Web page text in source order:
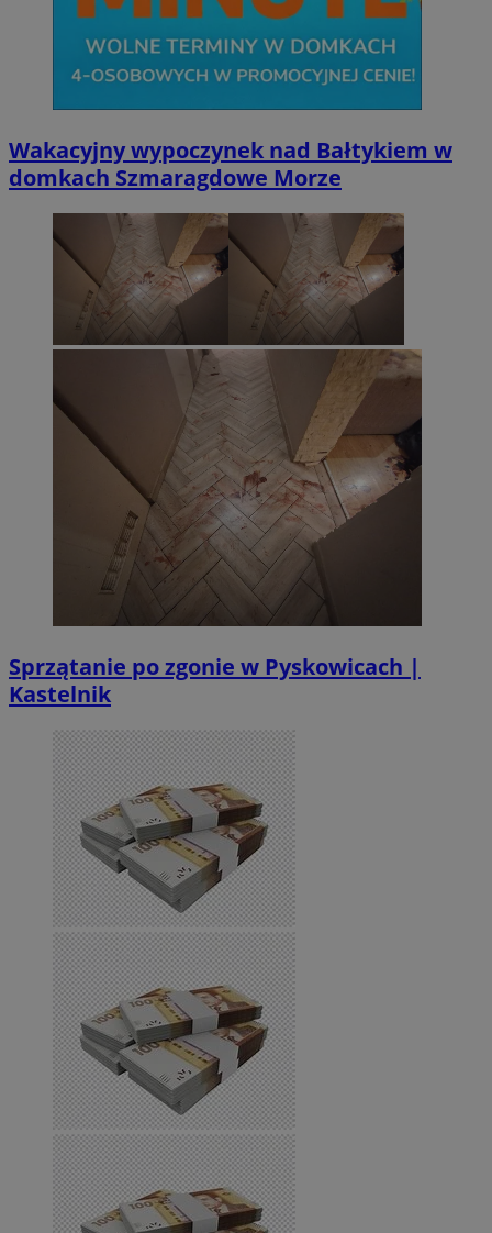
Wakacyjny wypoczynek nad Bałtykiem w
domkach Szmaragdowe Morze
Sprzątanie po zgonie w Pyskowicach |
Kastelnik